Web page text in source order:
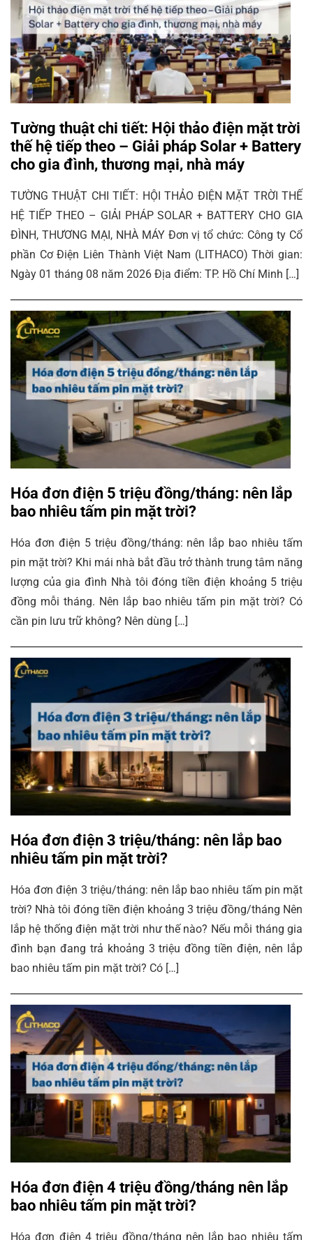
Tường thuật chi tiết: Hội thảo điện mặt trời
thế hệ tiếp theo – Giải pháp Solar + Battery
cho gia đình, thương mại, nhà máy
TƯỜNG THUẬT CHI TIẾT: HỘI THẢO ĐIỆN MẶT TRỜI THẾ
HỆ TIẾP THEO – GIẢI PHÁP SOLAR + BATTERY CHO GIA
ĐÌNH, THƯƠNG MẠI, NHÀ MÁY Đơn vị tổ chức: Công ty Cổ
phần Cơ Điện Liên Thành Việt Nam (LITHACO) Thời gian:
Ngày 01 tháng 08 năm 2026 Địa điểm: TP. Hồ Chí Minh […]
Hóa đơn điện 5 triệu đồng/tháng: nên lắp
bao nhiêu tấm pin mặt trời?
Hóa đơn điện 5 triệu đồng/tháng: nên lắp bao nhiêu tấm
pin mặt trời? Khi mái nhà bắt đầu trở thành trung tâm năng
lượng của gia đình Nhà tôi đóng tiền điện khoảng 5 triệu
đồng mỗi tháng. Nên lắp bao nhiêu tấm pin mặt trời? Có
cần pin lưu trữ không? Nên dùng […]
Hóa đơn điện 3 triệu/tháng: nên lắp bao
nhiêu tấm pin mặt trời?
Hóa đơn điện 3 triệu/tháng: nên lắp bao nhiêu tấm pin mặt
trời? Nhà tôi đóng tiền điện khoảng 3 triệu đồng/tháng Nên
lắp hệ thống điện mặt trời như thế nào? Nếu mỗi tháng gia
đình bạn đang trả khoảng 3 triệu đồng tiền điện, nên lắp
bao nhiêu tấm pin mặt trời? Có […]
Hóa đơn điện 4 triệu đồng/tháng nên lắp
bao nhiêu tấm pin mặt trời?
Hóa đơn điện 4 triệu đồng/tháng nên lắp bao nhiêu tấm